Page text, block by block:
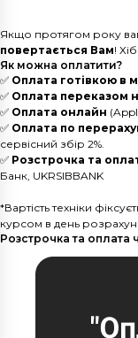
Якщо протягом року ваш
повертається Вам!
Як можна оплатити?
✅ Оплата готівкою в
✅ Оплата переказом
✅ Оплата онлайн
✅ Оплата по
сервісний збір 2%.
✅ Розстрочка та
Банк, UKRSIBBANK
*Вартість техніки
курсом в день
Розстрочка та оплата